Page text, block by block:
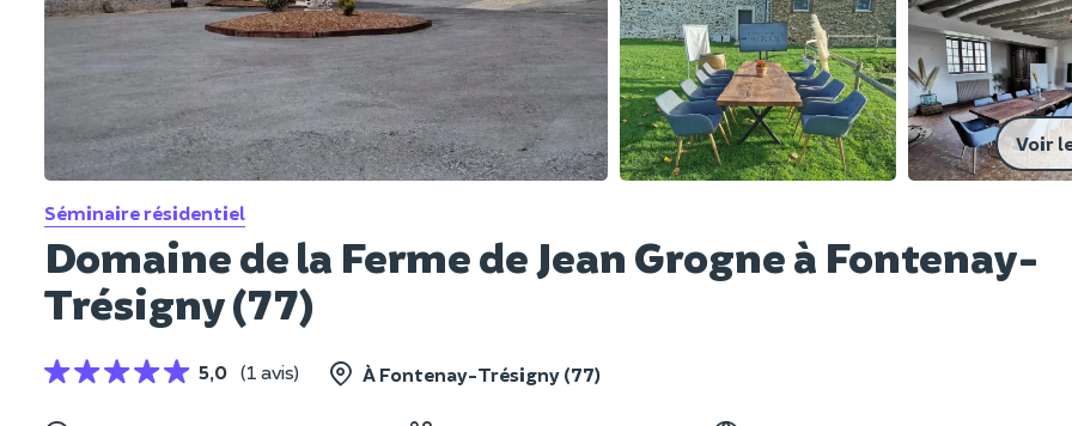
Voir
Séminaire résidentiel
Domaine de la Ferme de Jean Grogne à Fontenay-
Trésigny (77)
5,0 (1 avis) À Fontenay-Trésigny (77)